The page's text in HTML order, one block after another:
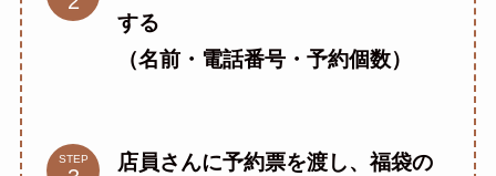
する
（名前・電話番号・予約個数）
STEP
店員さんに予約票を渡し、福袋の